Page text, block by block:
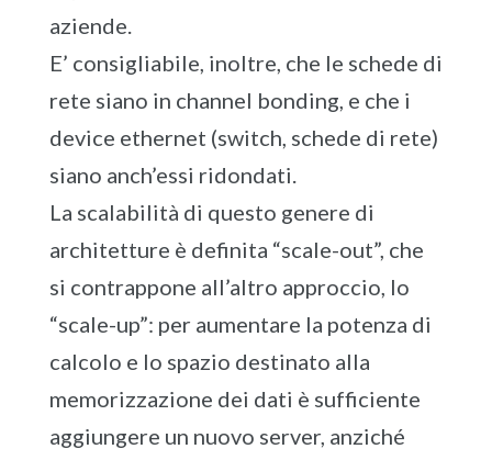
aziende.
E’ consigliabile, inoltre, che le schede di
rete siano in channel bonding, e che i
device ethernet (switch, schede di rete)
siano anch’essi ridondati.
La scalabilità di questo genere di
architetture è definita “scale-out”, che
si contrappone all’altro approccio, lo
“scale-up”: per aumentare la potenza di
calcolo e lo spazio destinato alla
memorizzazione dei dati è sufficiente
aggiungere un nuovo server, anziché